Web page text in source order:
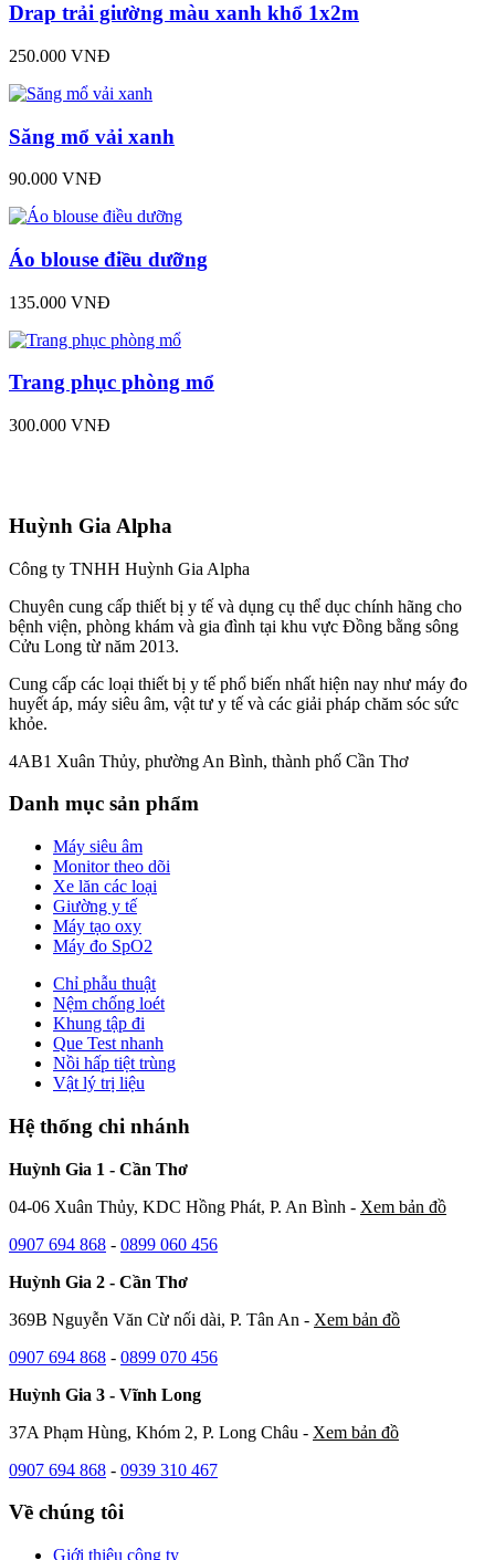
Drap trải giường màu xanh khổ 1x2m
250.000 VNĐ
Săng mổ vải xanh
90.000 VNĐ
Áo blouse điều dưỡng
135.000 VNĐ
Trang phục phòng mổ
300.000 VNĐ
Huỳnh Gia Alpha
Công ty TNHH Huỳnh Gia Alpha
Chuyên cung cấp thiết bị y tế và dụng cụ thể dục chính hãng cho
bệnh viện, phòng khám và gia đình tại khu vực Đồng bằng sông
Cửu Long từ năm 2013.
Cung cấp các loại thiết bị y tế phổ biến nhất hiện nay như máy đo
huyết áp, máy siêu âm, vật tư y tế và các giải pháp chăm sóc sức
khỏe.
4AB1 Xuân Thủy, phường An Bình, thành phố Cần Thơ
Danh mục sản phẩm
Máy siêu âm
Monitor theo dõi
Xe lăn các loại
Giường y tế
Máy tạo oxy
Máy đo SpO2
Chỉ phẫu thuật
Nệm chống loét
Khung tập đi
Que Test nhanh
Nồi hấp tiệt trùng
Vật lý trị liệu
Hệ thống chi nhánh
Huỳnh Gia 1 - Cần Thơ
04-06 Xuân Thủy, KDC Hồng Phát, P. An Bình - Xem bản đồ
0907 694 868 - 0899 060 456
Huỳnh Gia 2 - Cần Thơ
369B Nguyễn Văn Cừ nối dài, P. Tân An - Xem bản đồ
0907 694 868 - 0899 070 456
Huỳnh Gia 3 - Vĩnh Long
37A Phạm Hùng, Khóm 2, P. Long Châu - Xem bản đồ
0907 694 868 - 0939 310 467
Về chúng tôi
Giới thiệu công ty